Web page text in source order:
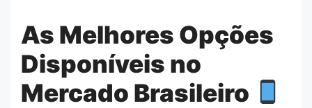
As Melhores Opções
Disponíveis no
Mercado Brasileiro